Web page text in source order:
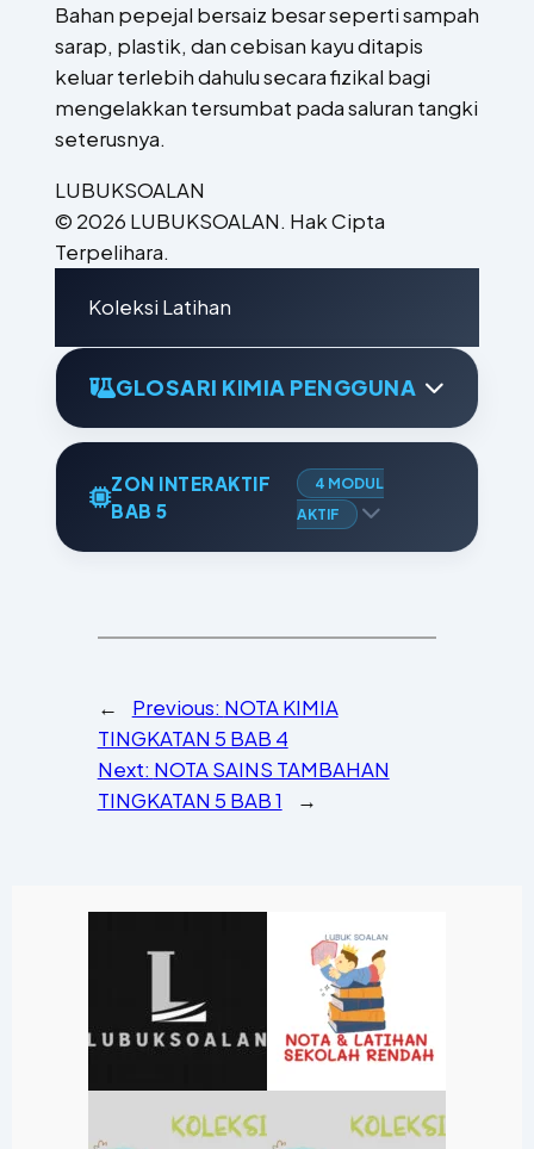
Bahan pepejal bersaiz besar seperti sampah
sarap, plastik, dan cebisan kayu ditapis
keluar terlebih dahulu secara fizikal bagi
mengelakkan tersumbat pada saluran tangki
seterusnya.
LUBUKSOALAN
© 2026 LUBUKSOALAN. Hak Cipta
Terpelihara.
Koleksi Latihan
GLOSARI KIMIA PENGGUNA
ZON INTERAKTIF
BAB 5
4 MODUL
AKTIF
← Previous: NOTA KIMIA
TINGKATAN 5 BAB 4
Next: NOTA SAINS TAMBAHAN
TINGKATAN 5 BAB 1
→